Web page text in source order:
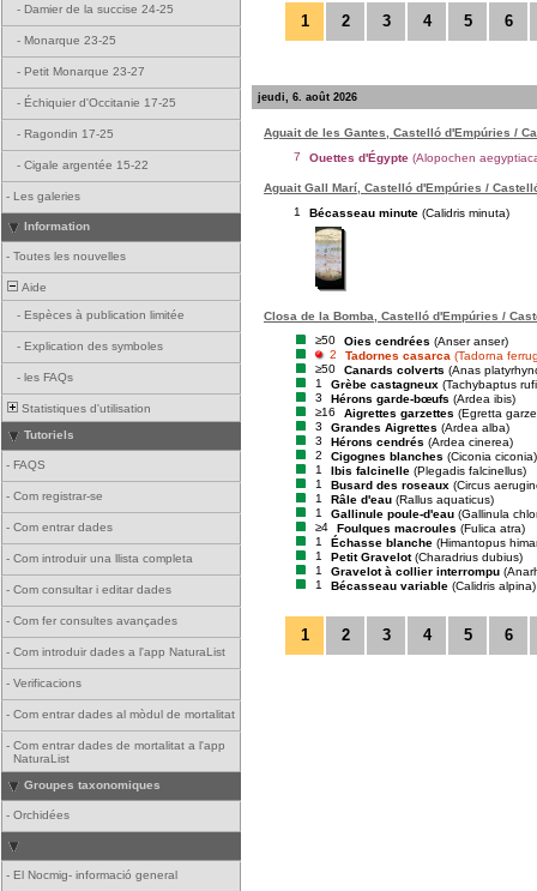
- Damier de la succise 24-25
- Monarque 23-25
- Petit Monarque 23-27
- Échiquier d'Occitanie 17-25
- Ragondin 17-25
- Cigale argentée 15-22
- Les galeries
Information
- Toutes les nouvelles
Aide
- Espèces à publication limitée
- Explication des symboles
- les FAQs
Statistiques d'utilisation
Tutoriels
- FAQS
- Com registrar-se
- Com entrar dades
- Com introduir una llista completa
- Com consultar i editar dades
- Com fer consultes avançades
- Com introduir dades a l'app NaturaList
- Verificacions
- Com entrar dades al mòdul de mortalitat
- Com entrar dades de mortalitat a l'app
NaturaList
Groupes taxonomiques
- Orchidées
- El Nocmig- informació general
1 2 3 4 5 6
jeudi, 6. août 2026
Aguait de les Gantes, Castelló d'Empúries /
7
Ouettes d'Égypte (Alopochen
Aguait Gall Marí, Castelló d'Empúries /
1
Bécasseau minute (Calidris minuta)
Closa de la Bomba, Castelló d'Empúries /
≥50
Oies cendrées (Anser anser)
2
Tadornes casarca (Tadorna
≥50
Canards colverts (Anas
1
Grèbe castagneux (Tachybaptus
3
Hérons garde-bœufs (Ardea ibis)
≥16
Aigrettes garzettes (Egretta
3
Grandes Aigrettes (Ardea alba)
3
Hérons cendrés (Ardea cinerea)
2
Cigognes blanches (Ciconia ciconia)
1
Ibis falcinelle (Plegadis falcinellus)
1
Busard des roseaux (Circus
1
Râle d'eau (Rallus aquaticus)
1
Gallinule poule-d'eau (Gallinula
≥4
Foulques macroules (Fulica atra)
1
Échasse blanche (Himantopus
1
Petit Gravelot (Charadrius dubius)
1
Gravelot à collier interrompu
1
Bécasseau variable (Calidris alpina)
1 2 3 4 5 6